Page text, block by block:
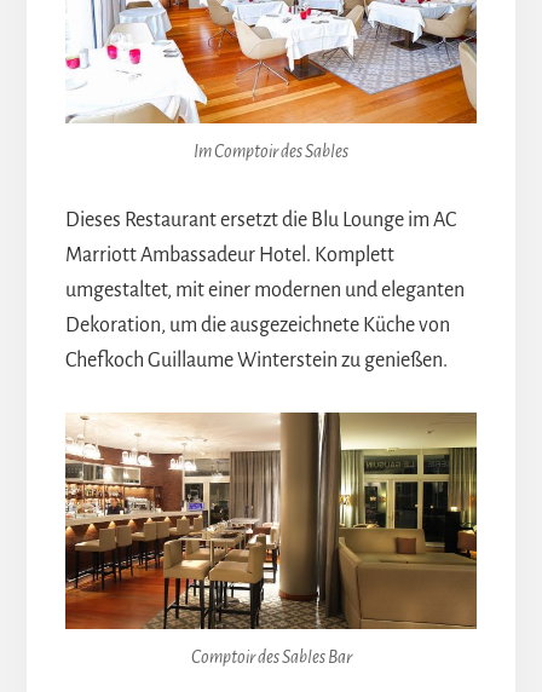
Im Comptoir des Sables
Dieses Restaurant ersetzt die Blu Lounge im AC
Marriott Ambassadeur Hotel. Komplett
umgestaltet, mit einer modernen und eleganten
Dekoration, um die ausgezeichnete Küche von
Chefkoch Guillaume Winterstein zu genießen.
Comptoir des Sables Bar